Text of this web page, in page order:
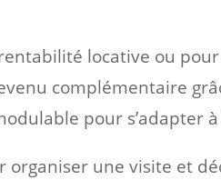
locative ou
complémentaire
pour s’adapter
une visite et